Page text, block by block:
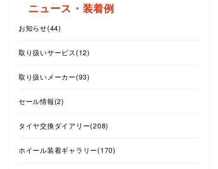
ニュース・装着例
お知らせ(44)
取り扱いサービス (12)
取り扱いメーカー(93)
セール情報(2)
タイヤ交換ダイアリー(208)
ホイール装着ギャラリー(170)